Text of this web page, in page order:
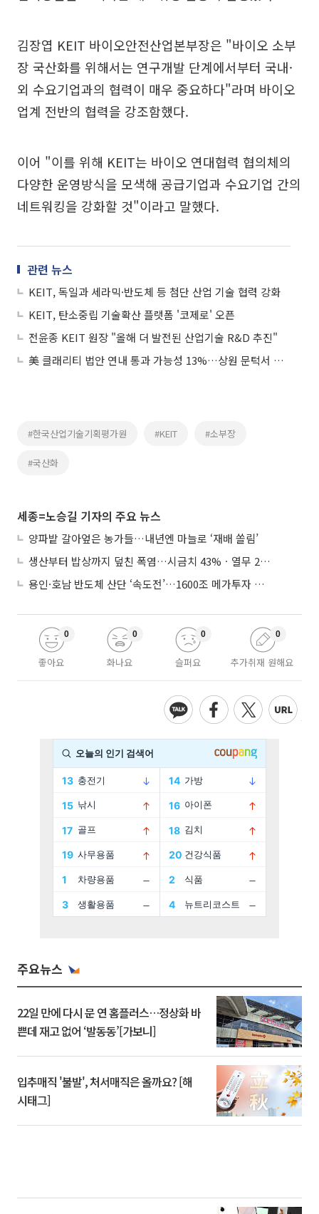
김장엽 KEIT 바이오안전산업본부장은 "바이오 소부
장 국산화를 위해서는 연구개발 단계에서부터 국내·
외 수요기업과의 협력이 매우 중요하다"라며 바이오
업계 전반의 협력을 강조함했다.
이어 "이를 위해 KEIT는 바이오 연대협력 협의체의
다양한 운영방식을 모색해 공급기업과 수요기업 간의
네트워킹을 강화할 것"이라고 말했다.
관련 뉴스
KEIT, 독일과 세라믹·반도체 등 첨단 산업 기술 협력 강화
KEIT, 탄소중립 기술확산 플랫폼 '코제로' 오픈
전윤종 KEIT 원장 "올해 더 발전된 산업기술 R&D 추진"
美 클래리티 법안 연내 통과 가능성 13%…상원 문턱서 제동
#한국산업기술기획평가원 #KEIT #소부장
#국산화
세종=노승길 기자의 주요 뉴스
양파밭 갈아엎은 농가들…내년엔 마늘로 ‘재배 쏠림’
생산부터 밥상까지 덮친 폭염…시금치 43%ㆍ열무 28% 급등
용인·호남 반도체 산단 ‘속도전’…1600조 메가투자 이행 총력
좋아요
0
화나요
0
슬퍼요
0
추가취재 원해요
0
주요뉴스
22일 만에 다시 문 연 홈플러스…정상화 바
쁜데 재고 없어 ‘발동동’[가보니]
입추매직 '불발', 처서매직은 올까요? [해
시태그]